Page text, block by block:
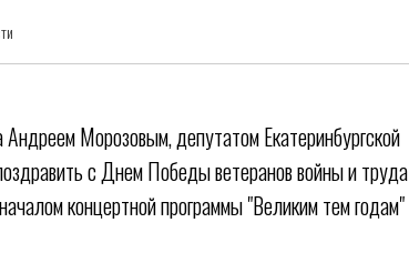
С ДНЕМ ПОБЕДЫ
Морозовым, депутатом Екатеринбургской
с Днем Победы ветеранов войны и труда
концертной программы "Великим тем годам"